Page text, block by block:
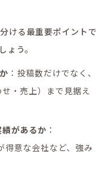
ける最重要ポイントで
う。
：投稿数だけでなく、
・売上）まで見据え
があるか ：
意な会社など、強み